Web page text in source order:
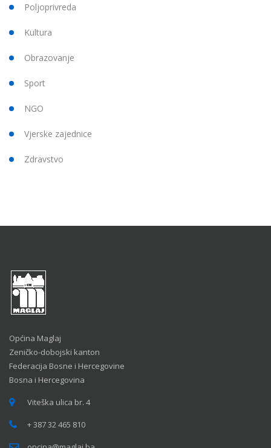
Poljoprivreda
Kultura
Obrazovanje
Sport
NGO
Vjerske zajednice
Zdravstvo
Općina Maglaj
Zeničko-dobojski kanton
Federacija Bosne i Hercegovine
Bosna i Hercegovina
Viteška ulica br. 4
+ 387 32 465 810